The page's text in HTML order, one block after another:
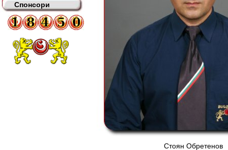
Спонсори
Стоян Обретенов